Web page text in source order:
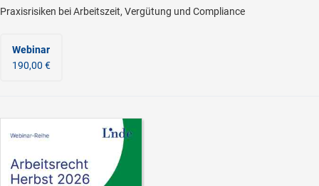
Praxisrisiken bei Arbeitszeit, Vergütung und Compliance
Webinar
190,00 €